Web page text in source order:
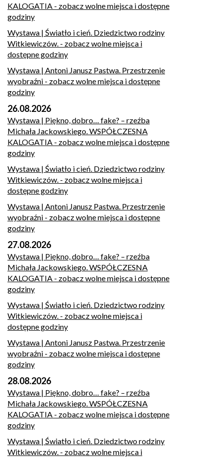
KALOGATIA - zobacz wolne miejsca i dostępne
godziny
Wystawa | Światło i cień. Dziedzictwo rodziny
Witkiewiczów. - zobacz wolne miejsca i
dostępne godziny
Wystawa | Antoni Janusz Pastwa. Przestrzenie
wyobraźni - zobacz wolne miejsca i dostępne
godziny
26.08.2026
Wystawa | Piękno, dobro… fake? – rzeźba
Michała Jackowskiego. WSPÓŁCZESNA
KALOGATIA - zobacz wolne miejsca i dostępne
godziny
Wystawa | Światło i cień. Dziedzictwo rodziny
Witkiewiczów. - zobacz wolne miejsca i
dostępne godziny
Wystawa | Antoni Janusz Pastwa. Przestrzenie
wyobraźni - zobacz wolne miejsca i dostępne
godziny
27.08.2026
Wystawa | Piękno, dobro… fake? – rzeźba
Michała Jackowskiego. WSPÓŁCZESNA
KALOGATIA - zobacz wolne miejsca i dostępne
godziny
Wystawa | Światło i cień. Dziedzictwo rodziny
Witkiewiczów. - zobacz wolne miejsca i
dostępne godziny
Wystawa | Antoni Janusz Pastwa. Przestrzenie
wyobraźni - zobacz wolne miejsca i dostępne
godziny
28.08.2026
Wystawa | Piękno, dobro… fake? – rzeźba
Michała Jackowskiego. WSPÓŁCZESNA
KALOGATIA - zobacz wolne miejsca i dostępne
godziny
Wystawa | Światło i cień. Dziedzictwo rodziny
Witkiewiczów. - zobacz wolne miejsca i